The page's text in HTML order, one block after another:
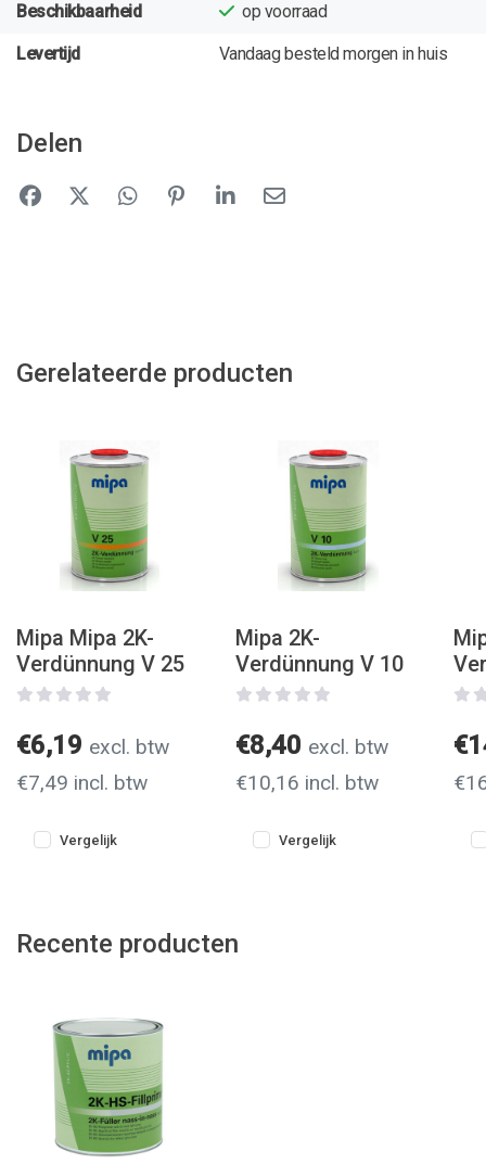
Beschikbaarheid op voorraad
Levertijd Vandaag besteld morgen in huis
Delen
Gerelateerde producten
Mipa Mipa 2K-
Verdünnung V 25
€6,19 excl. btw
€7,49 incl. btw
Vergelijk
Mipa 2K-
Verdünnung V 10
€8,40 excl. btw
€10,16 incl. btw
Vergelijk
Recente producten